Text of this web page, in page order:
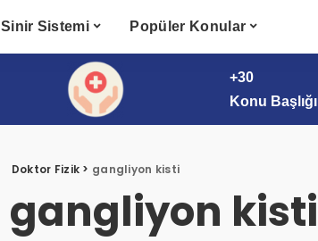
Sinir Sistemi Popüler Konular
+30
Konu Başlığı
Doktor Fizik > gangliyon kisti
gangliyon kisti